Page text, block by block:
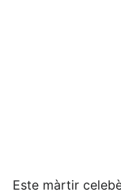
Este màrtir